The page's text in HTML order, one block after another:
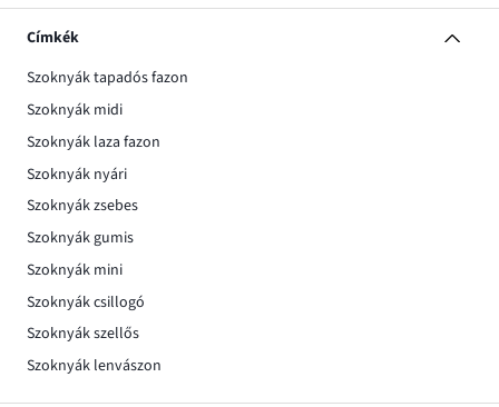
Címkék
Szoknyák tapadós fazon
Szoknyák midi
Szoknyák laza fazon
Szoknyák nyári
Szoknyák zsebes
Szoknyák gumis
Szoknyák mini
Szoknyák csillogó
Szoknyák szellős
Szoknyák lenvászon